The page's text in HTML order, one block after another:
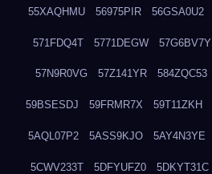
55XAQHMU 56975PIR 56GSA0U2
571FDQ4T 5771DEGW 57G6BV7Y
57N9R0VG 57Z141YR 584ZQC53
59BSESDJ 59FRMR7X 59T11ZKH
5AQL07P2 5ASS9KJO 5AY4N3YE
5CWV233T 5DFYUFZ0 5DKYT31C